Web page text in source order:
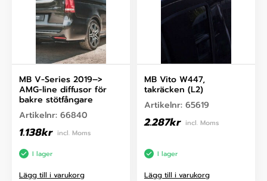
MB V-Series 2019–>
AMG-line diffusor för
bakre stötfångare
Artikelnr: 66840
1.138kr incl. Moms
I lager
Lägg till i varukorg
MB Vito W447,
takräcken (L2)
Artikelnr: 65619
2.287kr incl. Moms
I lager
Lägg till i varukorg